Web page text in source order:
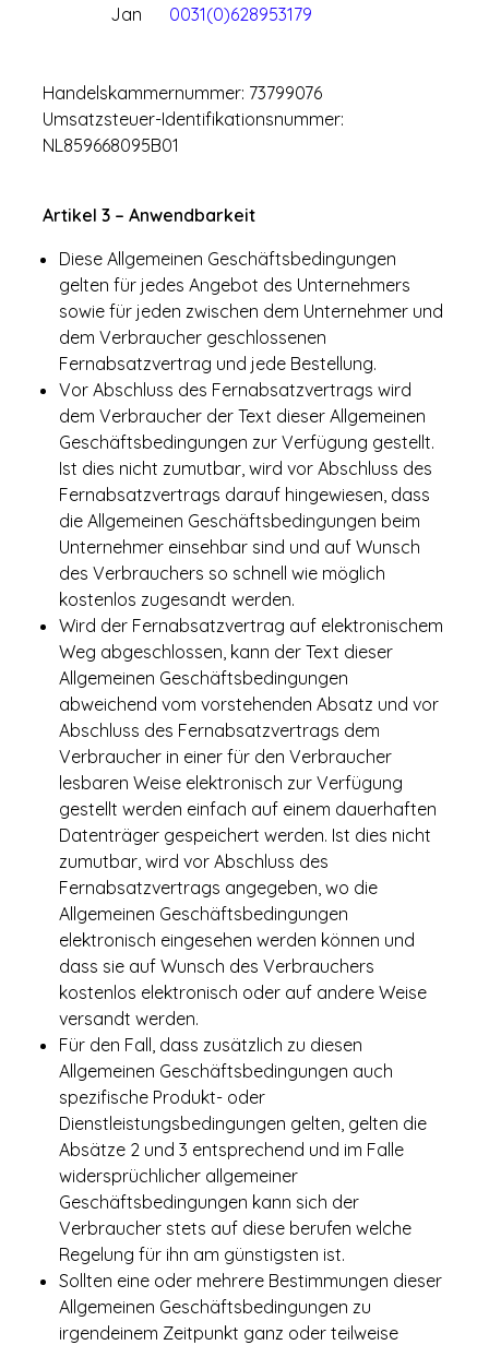
Jan
0031(0)628953179
Handelskammernummer: 73799076
Umsatzsteuer-Identifikationsnummer:
NL859668095B01
Artikel 3 – Anwendbarkeit
Diese Allgemeinen Geschäftsbedingungen
gelten für jedes Angebot des Unternehmers
sowie für jeden zwischen dem Unternehmer und
dem Verbraucher geschlossenen
Fernabsatzvertrag und jede Bestellung.
Vor Abschluss des Fernabsatzvertrags wird
dem Verbraucher der Text dieser Allgemeinen
Geschäftsbedingungen zur Verfügung gestellt.
Ist dies nicht zumutbar, wird vor Abschluss des
Fernabsatzvertrags darauf hingewiesen, dass
die Allgemeinen Geschäftsbedingungen beim
Unternehmer einsehbar sind und auf Wunsch
des Verbrauchers so schnell wie möglich
kostenlos zugesandt werden.
Wird der Fernabsatzvertrag auf elektronischem
Weg abgeschlossen, kann der Text dieser
Allgemeinen Geschäftsbedingungen
abweichend vom vorstehenden Absatz und vor
Abschluss des Fernabsatzvertrags dem
Verbraucher in einer für den Verbraucher
lesbaren Weise elektronisch zur Verfügung
gestellt werden einfach auf einem dauerhaften
Datenträger gespeichert werden. Ist dies nicht
zumutbar, wird vor Abschluss des
Fernabsatzvertrags angegeben, wo die
Allgemeinen Geschäftsbedingungen
elektronisch eingesehen werden können und
dass sie auf Wunsch des Verbrauchers
kostenlos elektronisch oder auf andere Weise
versandt werden.
Für den Fall, dass zusätzlich zu diesen
Allgemeinen Geschäftsbedingungen auch
spezifische Produkt- oder
Dienstleistungsbedingungen gelten, gelten die
Absätze 2 und 3 entsprechend und im Falle
widersprüchlicher allgemeiner
Geschäftsbedingungen kann sich der
Verbraucher stets auf diese berufen welche
Regelung für ihn am günstigsten ist.
Sollten eine oder mehrere Bestimmungen dieser
Allgemeinen Geschäftsbedingungen zu
irgendeinem Zeitpunkt ganz oder teilweise